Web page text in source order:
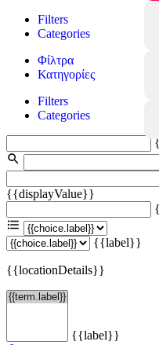
Filters
Categories
Φίλτρα
Κατηγορίες
Filters
Categories
{{displayValue}}
{{label}}
{{locationDetails}}
{{label}}